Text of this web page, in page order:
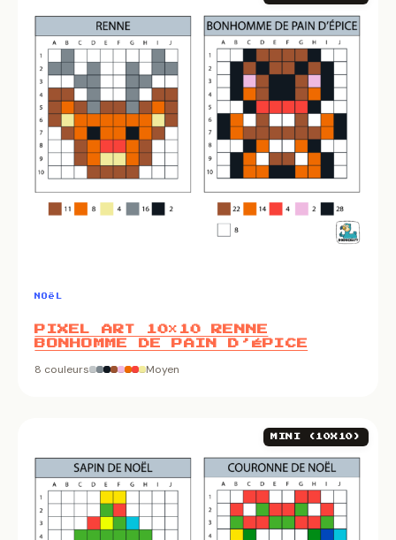
NOëL
PIXEL ART 10×10 RENNE
BONHOMME DE PAIN D’ÉPICE
8 couleurs Moyen
MINI (10X10)